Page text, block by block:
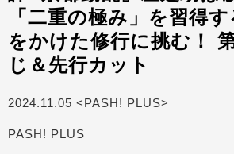
「二重の極み」を習得
をかけた修行に挑む！
じ＆先行カット
2024.11.05 <PASH! PLUS>
PASH! PLUS